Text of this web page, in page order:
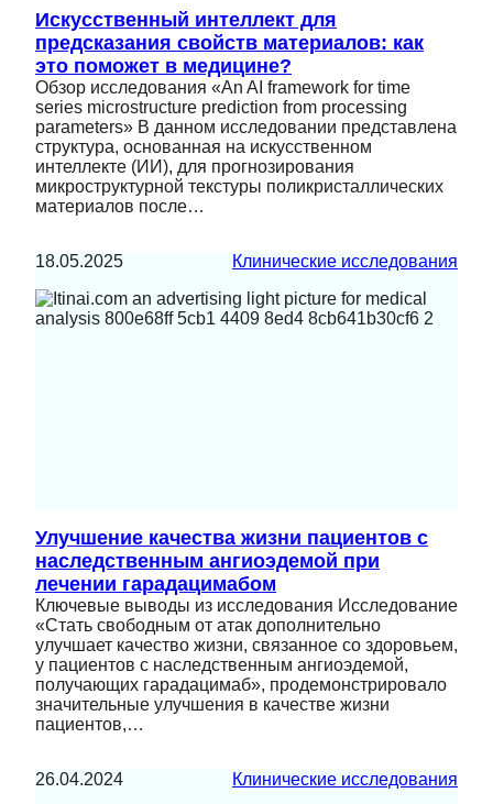
Искусственный интеллект для
предсказания свойств материалов: как
это поможет в медицине?
Обзор исследования «An AI framework for time
series microstructure prediction from processing
parameters» В данном исследовании представлена
структура, основанная на искусственном
интеллекте (ИИ), для прогнозирования
микроструктурной текстуры поликристаллических
материалов после…
18.05.2025 Клинические исследования
Улучшение качества жизни пациентов с
наследственным ангиоэдемой при
лечении гарадацимабом
Ключевые выводы из исследования Исследование
«Стать свободным от атак дополнительно
улучшает качество жизни, связанное со здоровьем,
у пациентов с наследственным ангиоэдемой,
получающих гарадацимаб», продемонстрировало
значительные улучшения в качестве жизни
пациентов,…
26.04.2024 Клинические исследования